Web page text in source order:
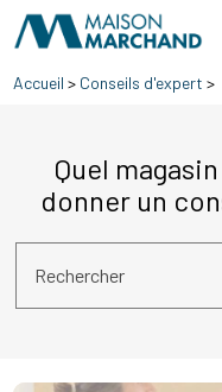
Accueil > Conseils d'expert>
Quel
donner un
Rechercher
Panneau de gestion des